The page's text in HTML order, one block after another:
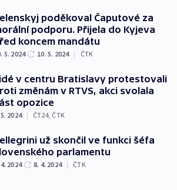
poděkoval Čaputové za
podporu. Přijela do Kyjeva
koncem mandátu
5. 2024 10. 5. 2024 | ČTK
v centru Bratislavy protestovali
změnám v RTVS, akci svolala
opozice
2024 | ČT24, ČTK
už skončil ve funkci šéfa
parlamentu
2024 8. 4. 2024 | ČTK